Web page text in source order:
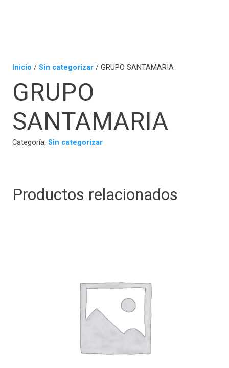
Inicio /Sin categorizar/ GRUPO SANTAMARIA
GRUPO
SANTAMARIA
Categoría: Sin categorizar
Productos relacionados